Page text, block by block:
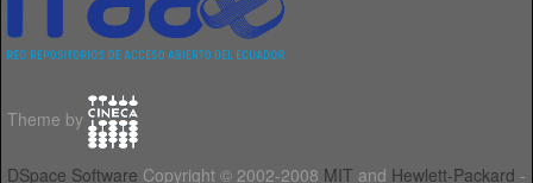
Theme by
DSpace Software Copyright © 2002-2008 MIT and Hewlett-Packard -